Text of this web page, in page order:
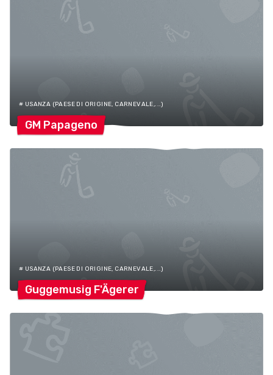
# USANZA (PAESE DI ORIGINE, CARNEVALE,...)
GM Papageno
# USANZA (PAESE DI ORIGINE, CARNEVALE,...)
Guggemusig F'Ägerer